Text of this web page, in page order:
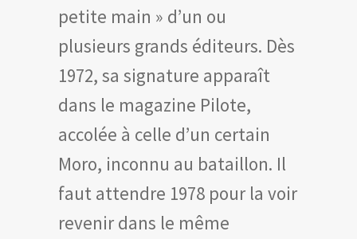
petite main » d’un ou
plusieurs grands éditeurs. Dès
1972, sa signature apparaît
dans le magazine Pilote,
accolée à celle d’un certain
Moro, inconnu au bataillon. Il
faut attendre 1978 pour la voir
revenir dans le même